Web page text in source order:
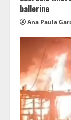
ballerine
Ana Paula